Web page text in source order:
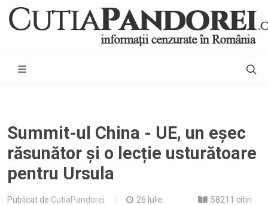
Summit-ul China - UE, un eșec
răsunător și o lecție usturătoare
pentru Ursula
Publicat de CutiaPandorei 26 Iulie 58211 citiri